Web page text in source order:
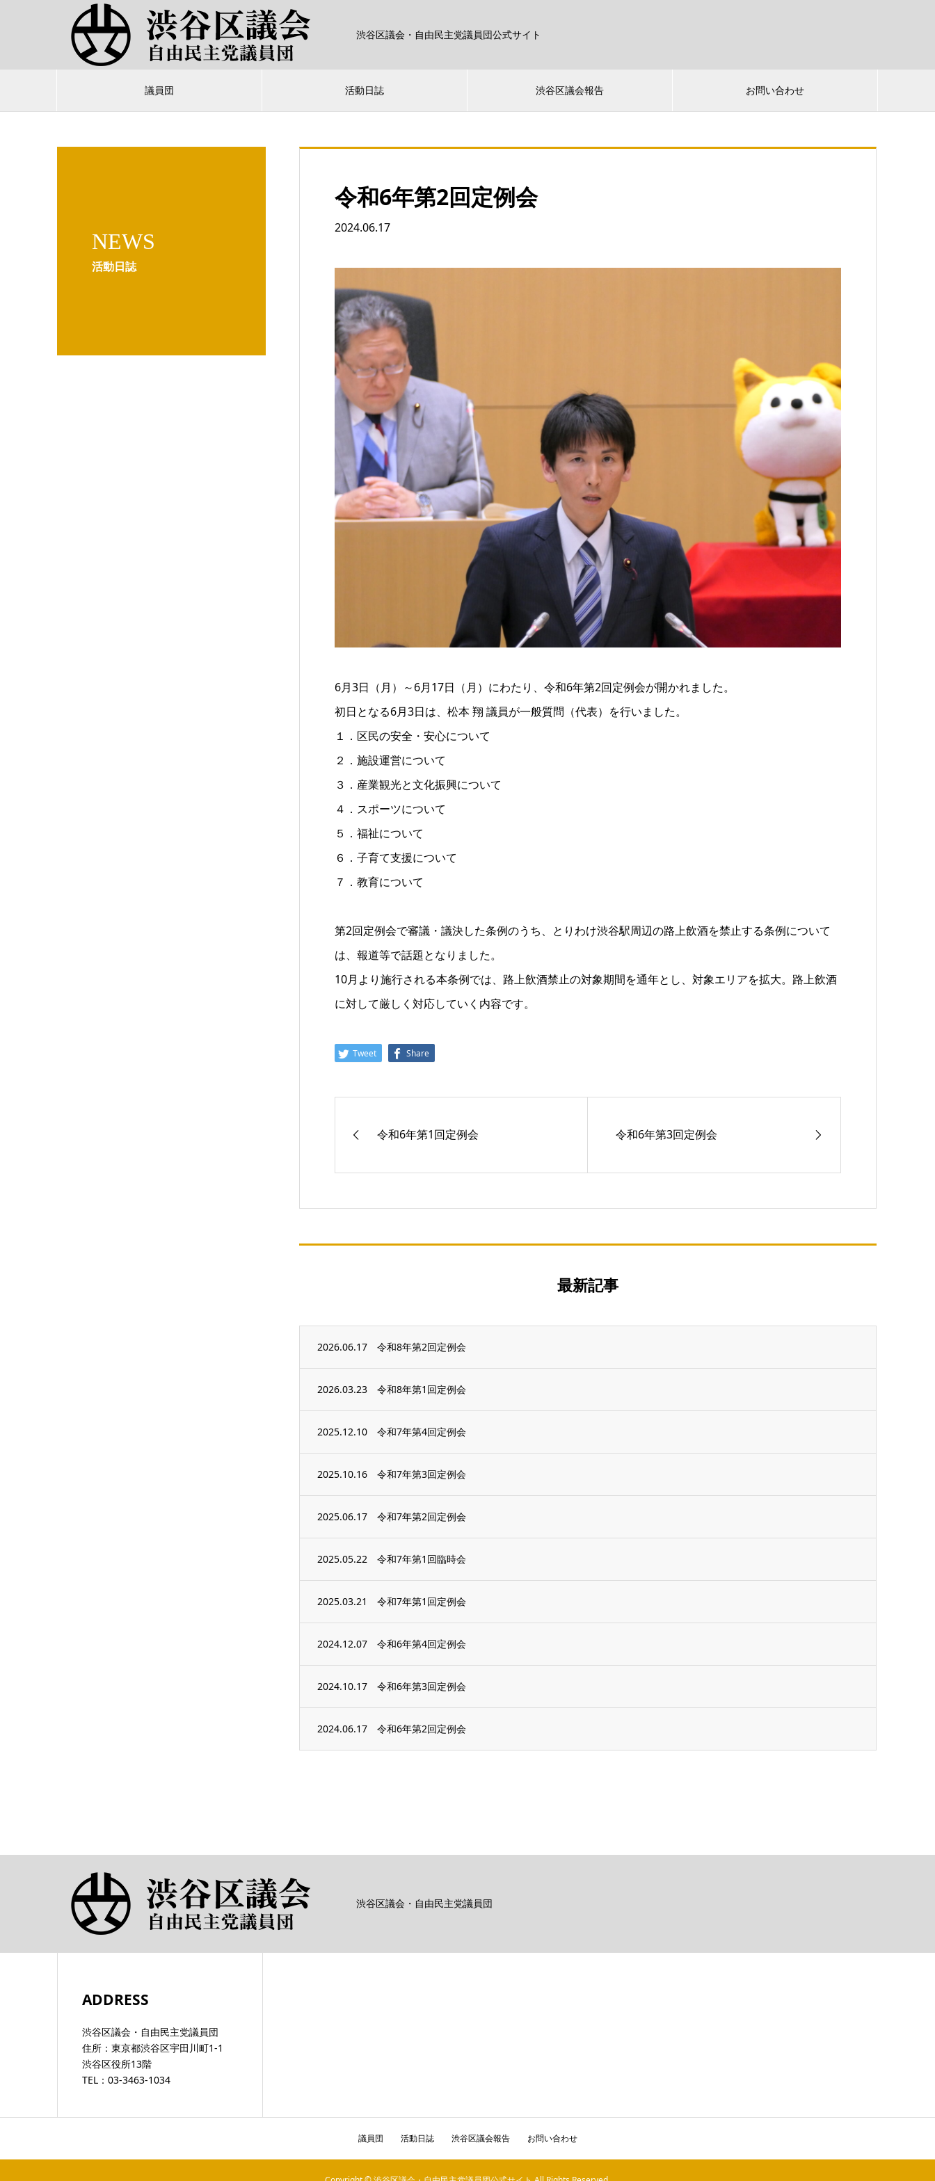
渋谷区議会・自由民主党議員団公式サイト
議員団 活動日誌 渋谷区議会報告 お問い合わせ
NEWS
活動日誌
令和6年第2回定例会
2024.06.17
6月3日（月）～6月17日（月）にわたり、令和6年第2回定例会が開かれました。
初日となる6月3日は、松本 翔 議員が一般質問（代表）を行いました。
１．区民の安全・安心について
２．施設運営について
３．産業観光と文化振興について
４．スポーツについて
５．福祉について
６．子育て支援について
７．教育について
第2回定例会で審議・議決した条例のうち、とりわけ渋谷駅周辺の路上飲酒を禁止する条例について
は、報道等で話題となりました。
10月より施行される本条例では、路上飲酒禁止の対象期間を通年とし、対象エリアを拡大。路上飲酒
に対して厳しく対応していく内容です。
Tweet Share
令和6年第1回定例会 令和6年第3回定例会
最新記事
2026.06.17 令和8年第2回定例会
2026.03.23 令和8年第1回定例会
2025.12.10 令和7年第4回定例会
2025.10.16 令和7年第3回定例会
2025.06.17 令和7年第2回定例会
2025.05.22 令和7年第1回臨時会
2025.03.21 令和7年第1回定例会
2024.12.07 令和6年第4回定例会
2024.10.17 令和6年第3回定例会
2024.06.17 令和6年第2回定例会
渋谷区議会・自由民主党議員団
ADDRESS
渋谷区議会・自由民主党議員団
住所：東京都渋谷区宇田川町1-1
渋谷区役所13階
TEL：03-3463-1034
議員団 活動日誌 渋谷区議会報告 お問い合わせ